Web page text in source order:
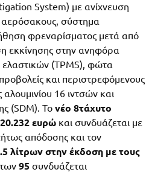
System) με ανίχνευση
αερόσακους, σύστημα
φρεναρίσματος μετά από
εκκίνησης στην ανηφόρα
ελαστικών (TPMS), φώτα
και περιστρεφόμενους
αλουμινίου 16 ιντσών και
(SDM). Το νέο 8τάχυτο
20.232 ευρώ και συνδυάζεται με
απόδοσης και τον
λίτρων στην έκδοση με τους
95 συνδυάζεται